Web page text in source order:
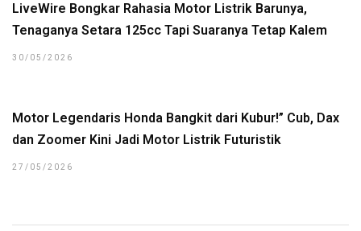
LiveWire Bongkar Rahasia Motor Listrik Barunya,
Tenaganya Setara 125cc Tapi Suaranya Tetap Kalem
30/05/2026
Motor Legendaris Honda Bangkit dari Kubur!” Cub, Dax
dan Zoomer Kini Jadi Motor Listrik Futuristik
27/05/2026